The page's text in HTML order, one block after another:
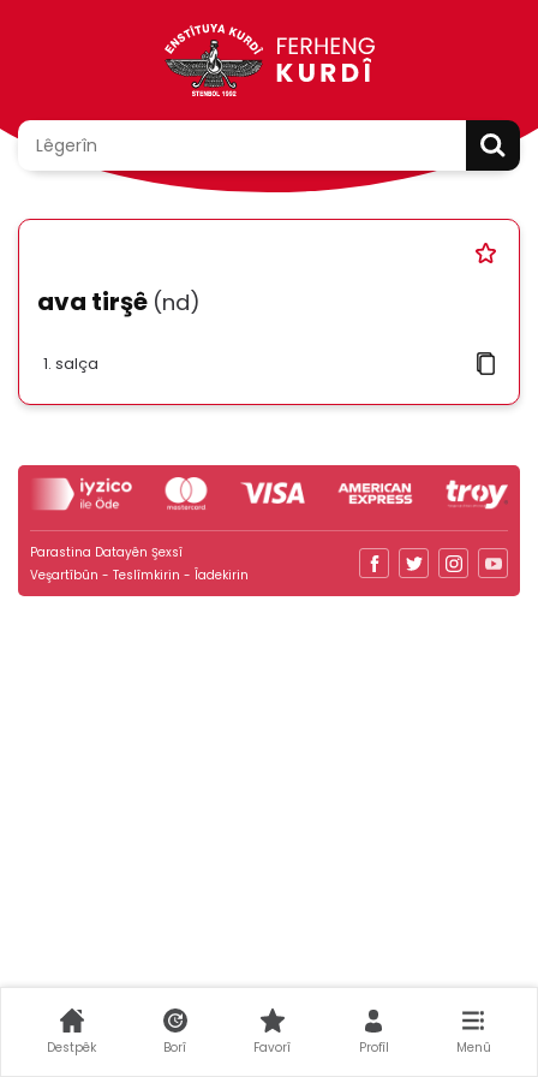
ava tirşê (nd)
salça
Parastina Datayên Şexsî
Veşartîbûn - Teslîmkirin - Îadekirin
Destpêk Borî Favorî Profîl Menû